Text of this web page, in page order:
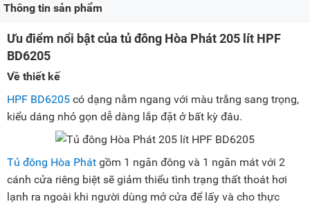
Thông tin sản phẩm
Ưu điểm nổi bật của tủ đông Hòa Phát 205 lít HPF
BD6205
Về thiết kế
HPF BD6205 có dạng nằm ngang với màu trắng sang trọng,
kiểu dáng nhỏ gọn dễ dàng lắp đặt ở bất kỳ đâu.
Tủ đông Hòa Phát gồm 1 ngăn đông và 1 ngăn mát với 2
cánh cửa riêng biệt sẽ giảm thiểu tình trạng thất thoát hơi
lạnh ra ngoài khi người dùng mở cửa để lấy và cho thực